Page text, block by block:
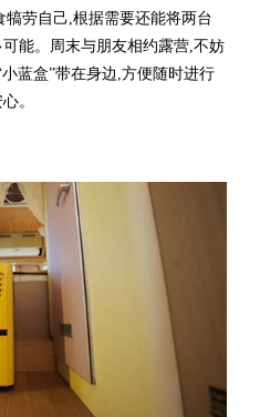
犒劳自己,根据需要还能将两台
能。周末与朋友相约露营,不妨
蓝盒”带在身边,方便随时进行
。